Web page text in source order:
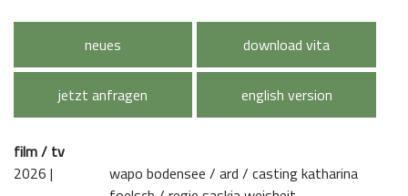
neues download vita
jetzt anfragen english version
film / tv
2026 |
wapo bodensee / ard / casting katharina